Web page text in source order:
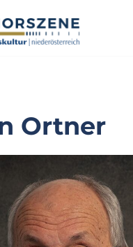
Ortner